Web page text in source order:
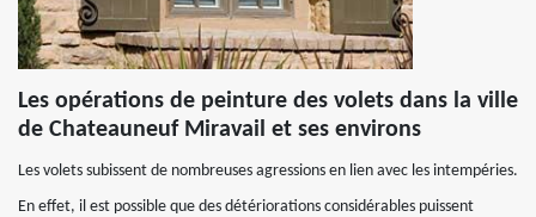
Les opérations de peinture des volets dans la ville
de Chateauneuf Miravail et ses environs
Les volets subissent de nombreuses agressions en lien avec les intempéries.
En effet, il est possible que des détériorations considérables puissent